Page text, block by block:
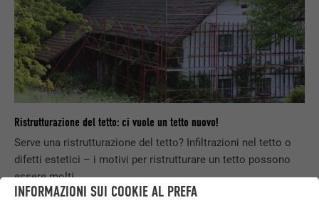
Ristrutturazione del tetto: ci vuole un tetto nuovo!
Serve una ristrutturazione del tetto? Infiltrazioni nel tetto o
difetti estetici – i motivi per ristrutturare un tetto possono
essere molti.
INFORMAZIONI SUI COOKIE AL PREFA